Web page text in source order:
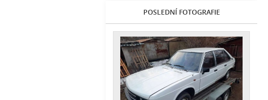
POSLEDNÍ FOTOGRAFIE